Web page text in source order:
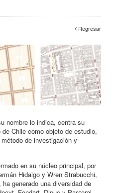
Regresar
nombre lo indica, centra su
Chile como objeto de estudio,
de investigación y
en su núcleo principal, por
Hidalgo y Wren Strabucchi,
generado una diversidad de